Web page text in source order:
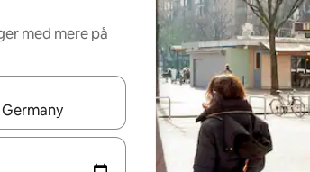
med mere på
skal du navigere med piletasterne op og ned eller